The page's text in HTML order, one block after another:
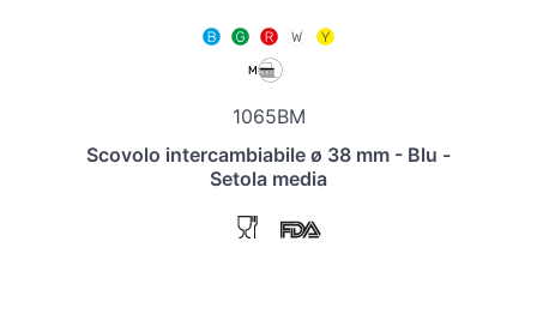
1065BM
Scovolo intercambiabile ø 38 mm - Blu -
Setola media